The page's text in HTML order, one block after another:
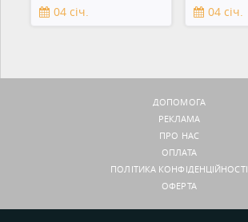
зеркальны
04 січ. 04 січ.
ДОПОМОГА
РЕКЛАМА
ПРО НАС
ОПЛАТА
ПОЛІТИКА КОНФІДЕНЦІЙНОСТІ
ОФЕРТА